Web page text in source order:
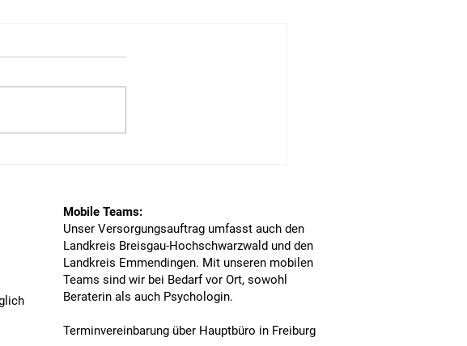
Kampagne #hereforyou
Mobile Teams:
Unser Versorgungsauftrag umfasst auch den
Landkreis Breisgau-Hochschwarzwald und den
Landkreis Emmendingen. Mit unseren mobilen
Teams sind wir bei Bedarf vor Ort, sowohl
Beraterin als auch Psychologin.
Terminvereinbarung über Hauptbüro in Freiburg